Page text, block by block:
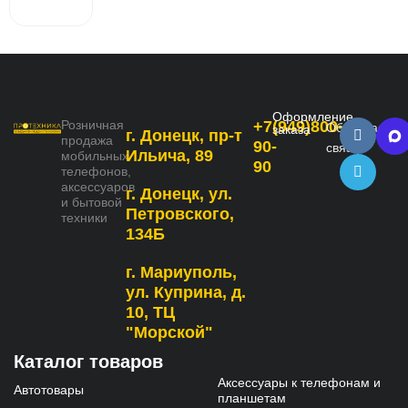
Розничная
продажа
мобильных
телефонов,
аксессуаров
и бытовой
техники
г. Донецк, пр-т
Ильича, 89
г. Донецк, ул.
Петровского,
134Б
г. Мариуполь,
ул. Куприна, д.
10, ТЦ
"Морской"
+7(949)800-
90-
90
Оформление
заказа
Обратная
связь
Каталог товаров
Автотовары
Аксессуары к телефонам и
планшетам